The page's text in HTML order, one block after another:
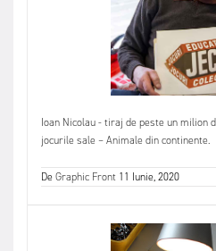
Ioan Nicolau - tiraj de peste un milion
jocurile sale – Animale din continente.
DeGraphic Front 11 Iunie, 2020